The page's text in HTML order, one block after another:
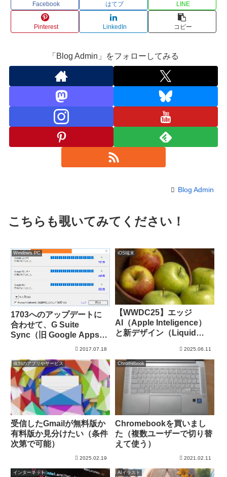
Facebook はてブ LINE
Pinterest LinkedIn コピー
「Blog Admin」をフォローしてみる
Blog Admin
こちらも覗いてみてください！
Windows PC
1703へのアップデートに
合わせて、G Suite
Sync（旧 Google Apps
Sync）も自動アップデー
2017.07.18
iOS端末
【WWDC25】エッジ
AI（Apple Inteligence）
と新デザイン（Liquid
2025.06.11
個別のアプリやサービス
受信したGmailが無料版か
有料版か見分けたい（条件
次第で可能）
2025.02.19
Chromebook
Chromebookを買いまし
た（複数ユーザーで切り替
えて使う）
2021.02.11
インターネット AIイラスト